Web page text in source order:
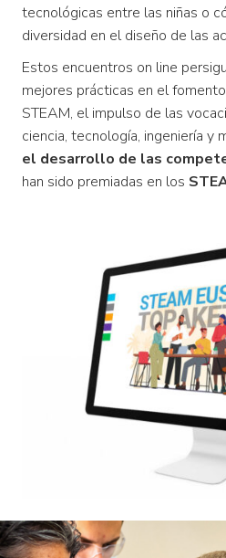
tecnológicas entre las niñas o
diversidad en el diseño de las
Estos encuentros on line
mejores prácticas en el
STEAM, el impulso de las
ciencia, tecnología, ingeniería y
el desarrollo de las
han sido premiadas en los